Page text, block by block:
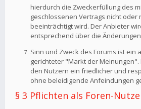
hierdurch die Zweckerfüllung des
geschlossenen Vertrags nicht oder
beeinträchtigt wird. Der Anbieter
entsprechend über die
Sinn und Zweck des Forums ist ein
gerichteter "Markt der
den Nutzern ein friedlicher und
ohne beleidigende Anfeindungen
§ 3 Pflichten als Foren-